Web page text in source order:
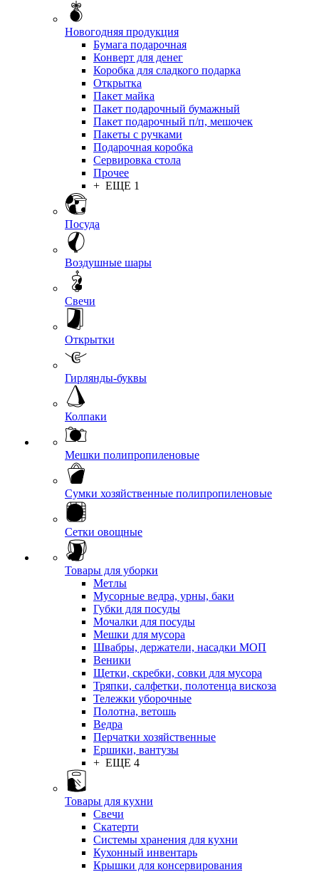
Новогодняя продукция
Бумага подарочная
Конверт для денег
Коробка для сладкого подарка
Открытка
Пакет майка
Пакет подарочный бумажный
Пакет подарочный п/п, мешочек
Пакеты с ручками
Подарочная коробка
Сервировка стола
Прочее
+ ЕЩЕ 1
Посуда
Воздушные шары
Свечи
Открытки
Гирлянды-буквы
Колпаки
Мешки полипропиленовые
Сумки хозяйственные полипропиленовые
Сетки овощные
Товары для уборки
Метлы
Мусорные ведра, урны, баки
Губки для посуды
Мочалки для посуды
Мешки для мусора
Швабры, держатели, насадки МОП
Веники
Щетки, скребки, совки для мусора
Тряпки, салфетки, полотенца вискоза
Тележки уборочные
Полотна, ветошь
Ведра
Перчатки хозяйственные
Ершики, вантузы
+ ЕЩЕ 4
Товары для кухни
Свечи
Скатерти
Системы хранения для кухни
Кухонный инвентарь
Крышки для консервирования